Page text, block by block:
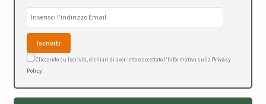
Cliccando su Iscriviti, dichiari di aver letto e accettato l'Informativa sulla Privacy
Policy.